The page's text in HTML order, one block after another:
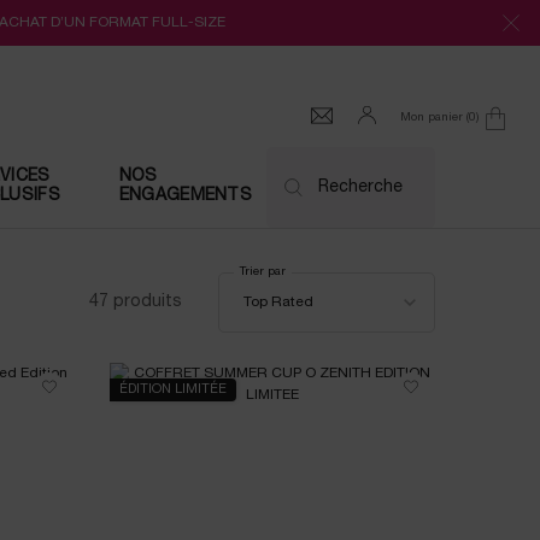
D’UN FORMAT FULL-SIZE
Mon panier 0
0 produit
NOS
ENGAGEMENTS
Recherche
47 produits
Top Rated
Trier par
ÉDITION LIMITÉE